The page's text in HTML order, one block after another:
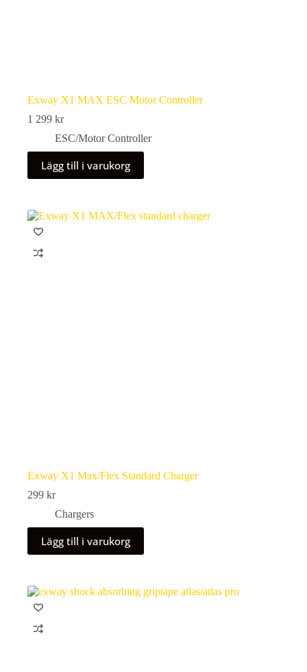
Exway X1 MAX ESC Motor Controller
1 299 kr
ESC/Motor Controller
Lägg till i varukorg
Exway X1 Max/Flex Standard Charger
299 kr
Chargers
Lägg till i varukorg